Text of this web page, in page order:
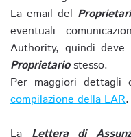
La email del
eventuali
Authority, quindi deve
Proprietariostesso.
Per maggiori dettagli
compilazione della LAR.